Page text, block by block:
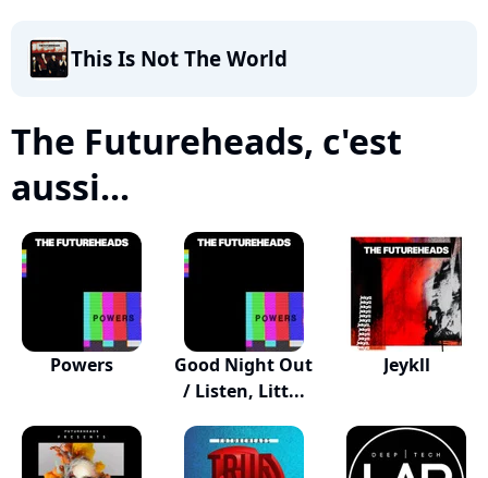
This Is Not The World
The Futureheads, c'est
aussi...
Powers
Good Night Out
/ Listen, Litt...
Jeykll